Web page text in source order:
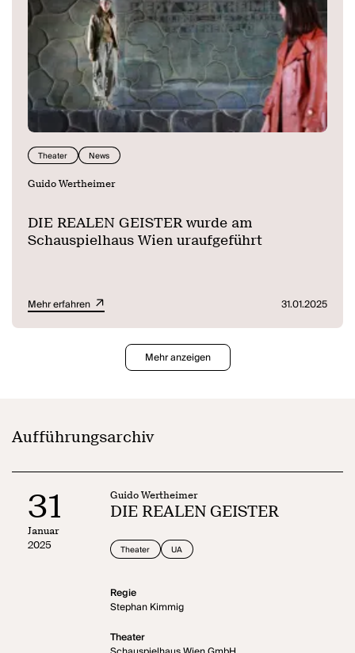
Theater News
Guido Wertheimer
DIE REALEN GEISTER wurde am
Schauspielhaus Wien uraufgeführt
Mehr erfahren 31.01.2025
Mehr anzeigen
Aufführungsarchiv
31
Januar
2025
Guido Wertheimer
DIE REALEN GEISTER
Theater UA
Regie
Stephan Kimmig
Theater